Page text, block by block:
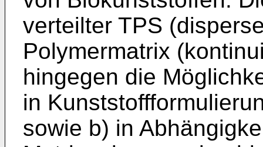
verteilter TPS
Polymermatrix
hingegen die
in
sowie b) in